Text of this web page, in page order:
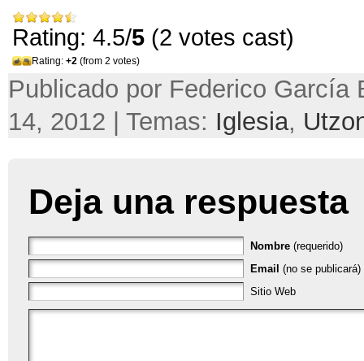
Rating: 4.5/5 (2 votes cast)
Rating: +2 (from 2 votes)
Publicado por Federico García
14, 2012 | Temas: Iglesia,
Deja una respuesta
Nombre (requerido)
Email (no se publicará)
Sitio Web